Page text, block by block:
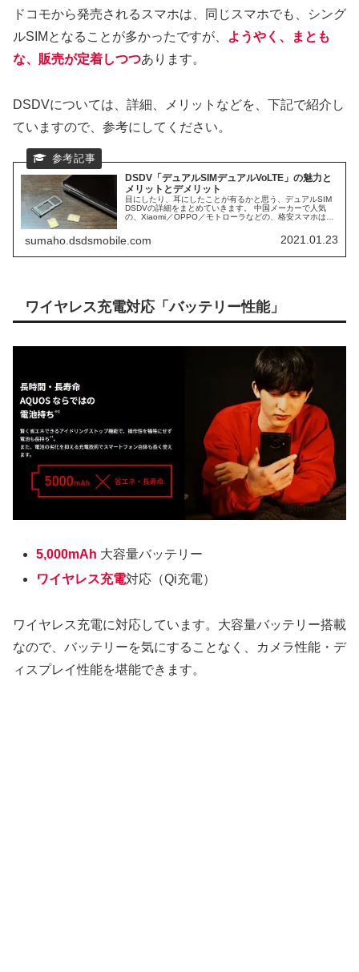
ドコモから発売されるスマホは、同じスマホでも、シング
ルSIMとなることが多かったですが、
ようやく、まとも
な、販売が定着しつつあります。
DSDVについては、詳細、メリットなどを、下記で紹介し
ていますので、参考にしてください。
DSDV「デュアルSIMデュアルVoLTE」の魅力と
メリットとデメリット
目にしたり、耳にしたことが有るかと思う、デュアルSIM
DSDVの詳細をまとめていきます。 中国メーカーで人気
の、Xiaomi／OPPO／モトローラなどの、格安スマホは、
ド、AQUOS／Xperiaなども、DSDVに対応スマホが多くな
っています。 そして、日本シェアNo1の、iPhoneも、デュ
sumaho.dsdsmobile.com 2021.01.23
ワイヤレス充電対応「バッテリー性能」
5,000mAh 大容量バッテリー
ワイヤレス充電対応（Qi充電）
ワイヤレス充電に対応しています。大容量バッテリー搭載
なので、バッテリーを気にすることなく、カメラ性能・デ
ィスプレイ性能を堪能できます。